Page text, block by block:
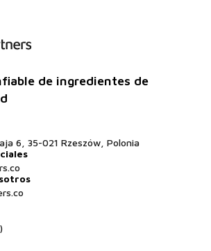
de ingredientes de
6, 35-021 Rzeszów, Polonia